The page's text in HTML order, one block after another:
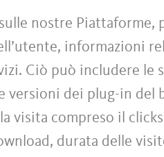
nostre
informazioni
Ciò può includere
dei plug-in del
compreso il
durata delle